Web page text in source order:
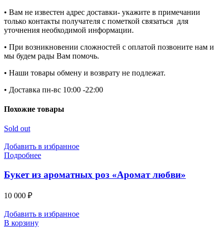
• Вам не известен адрес доставки- укажите в примечании
только контакты получателя с пометкой связаться для
уточнения необходимой информации.
• При возникновении сложностей с оплатой позвоните нам и
мы будем рады Вам помочь.
• Наши товары обмену и возврату не подлежат.
• Доставка пн-вс 10:00 -22:00
Похожие товары
Sold out
Добавить в избранное
Подробнее
Букет из ароматных роз «Аромат любви»
10 000 ₽
Добавить в избранное
В корзину